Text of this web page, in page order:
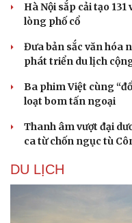
Hà Nội sắp cải tạo
lòng phố cổ
Đưa bản sắc văn hóa
phát triển du lịch
Ba phim Việt cùng
loạt bom tấn ngoại
Thanh âm vượt đại
ca từ chốn ngục tù
DU LỊCH